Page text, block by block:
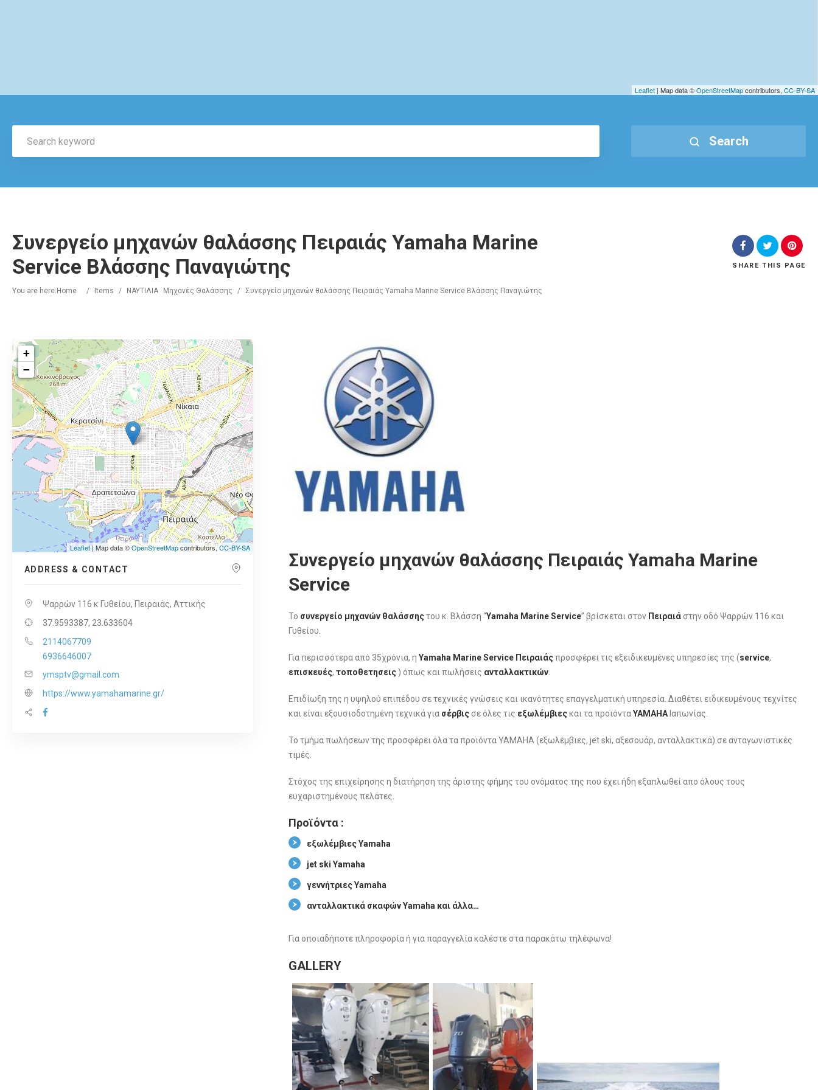
Leaflet | Map data ©OpenStreetMapcontributors, CC-BY-SA
Search
Συνεργείο μηχανών θαλάσσης Πειραιάς Yamaha Marine
Service Βλάσσης Παναγιώτης
You are here: Home / Items / ΝΑΥΤΙΛΙΑ Μηχανές Θαλάσσης / Συνεργείο μηχανών θαλάσσης Πειραιάς Yamaha Marine Service Βλάσσης Παναγιώτης
SHARE THIS PAGE
+
−
Leaflet| Map data ©OpenStreetMapcontributors,CC-BY-SA
ADDRESS & CONTACT
Ψαρρών 116 κ Γυθείου, Πειραιάς, Αττικής
37.9593387, 23.633604
2114067709
6936646007
ymsptv@gmail.com
https://www.yamahamarine.gr/
Συνεργείο μηχανών θαλάσσης Πειραιάς Yamaha Marine
Service
Το συνεργείο μηχανών θαλάσσηςτου κ. Βλάσση “Yamaha Marine Service” βρίσκεται στον Πειραιάστην οδό Ψαρρών 116 και
Γυθείου.
Για περισσότερα από 35χρόνια, η Yamaha Marine Service Πειραιάςπροσφέρει τις εξειδικευμένες υπηρεσίες της (service,
επισκευές, τοποθετησεις) όπως και πωλήσεις ανταλλακτικών.
Επιδίωξη της η υψηλού επιπέδου σε τεχνικές γνώσεις και ικανότητες επαγγελματική υπηρεσία. Διαθέτει ειδικευμένους τεχνίτες
και είναι εξουσιοδοτημένη τεχνικά για σέρβιςσε όλες τις εξωλέμβιες και τα προϊόνταΥΑΜΑΗΑΙαπωνίας.
Το τμήμα πωλήσεων της προσφέρει όλα τα προϊόντα ΥΑΜΑΗΑ (εξωλέμβιες, jet ski, αξεσουάρ, ανταλλακτικά) σε ανταγωνιστικές
τιμές.
Στόχος της επιχείρησης η διατήρηση της άριστης φήμης του ονόματος της που έχει ήδη εξαπλωθεί απο όλους τους
ευχαριστημένους πελάτες.
Προϊόντα :
εξωλέμβιες Yamaha
jet ski Yamaha
γεννήτριες Yamaha
ανταλλακτικά σκαφών Yamaha και άλλα…
Για οποιαδήποτε πληροφορία ή για παραγγελία καλέστε στα παρακάτω τηλέφωνα!
GALLERY